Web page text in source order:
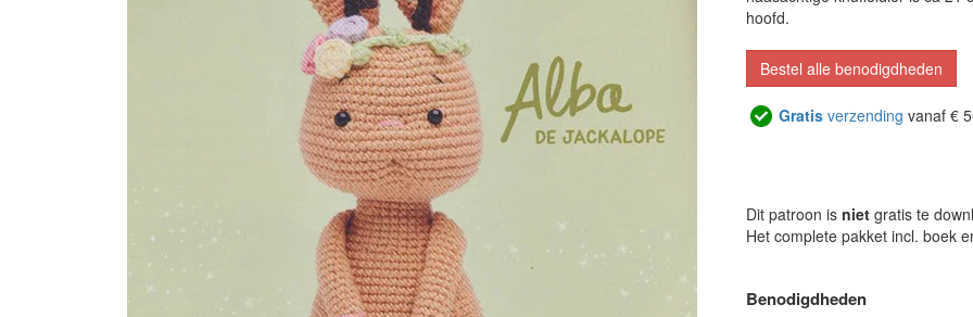
hoofd.
Bestel alle benodigdheden
Gratis verzending vanaf €
Dit patroon is niet gratis te
Het complete pakket incl. boek
Benodigdheden